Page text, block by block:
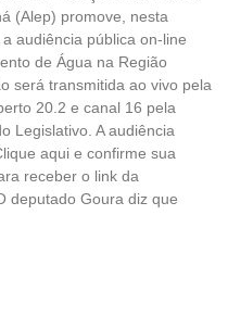
(Alep) promove, nesta
audiência pública on-line
de Água na Região
será transmitida ao vivo pela
20.2 e canal 16 pela
Legislativo. A audiência
aqui e confirme sua
receber o link da
deputado Goura diz que